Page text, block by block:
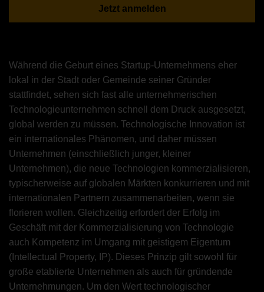
Jetzt anmelden
Während die Geburt eines Startup-Unternehmens eher
lokal in der Stadt oder Gemeinde seiner Gründer
stattfindet, sehen sich fast alle unternehmerischen
Technologieunternehmen schnell dem Druck ausgesetzt,
global werden zu müssen. Technologische Innovation ist
ein internationales Phänomen, und daher müssen
Unternehmen (einschließlich junger, kleiner
Unternehmen), die neue Technologien kommerzialisieren,
typischerweise auf globalen Märkten konkurrieren und mit
internationalen Partnern zusammenarbeiten, wenn sie
florieren wollen. Gleichzeitig erfordert der Erfolg im
Geschäft mit der Kommerzialisierung von Technologie
auch Kompetenz im Umgang mit geistigem Eigentum
(Intellectual Property, IP). Dieses Prinzip gilt sowohl für
große etablierte Unternehmen als auch für gründende
Unternehmungen. Um den Wert technologischer